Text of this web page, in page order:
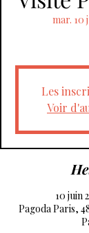
mar. 10
Les
Voir
10 juin
Pagoda Paris,